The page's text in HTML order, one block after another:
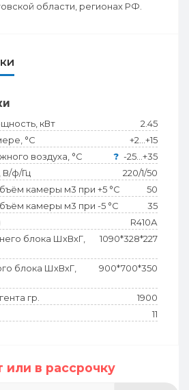
области, регионах РФ.
кВт
2.45
°С
+2…+15
воздуха, °С
? -25...+35
ф/Гц
220/1/50
камеры м3 при +5 °С
50
камеры м3 при -5 °С
35
R410А
блока ШхВхГ,
1090*328*227
блока ШхВхГ,
900*700*350
гр.
1900
11
или в рассрочку